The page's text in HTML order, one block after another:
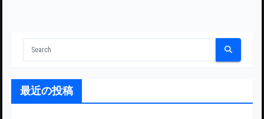
最近の投稿